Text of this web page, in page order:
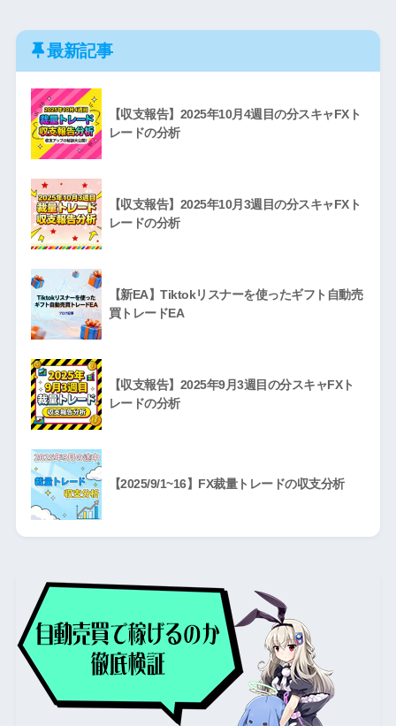
最新記事
【収支報告】2025年10月4週目の分スキャFXト
レードの分析
【収支報告】2025年10月3週目の分スキャFXト
レードの分析
【新EA】Tiktokリスナーを使ったギフト自動売
買トレードEA
【収支報告】2025年9月3週目の分スキャFXト
レードの分析
【2025/9/1~16】FX裁量トレードの収支分析